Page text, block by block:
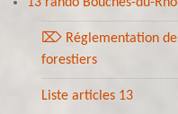
13 rando Bouches-du-
⌦ Réglementation
forestiers
Liste articles 13